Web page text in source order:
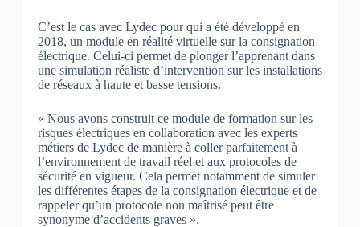
C’est le cas avec Lydec pour qui a été développé en
2018, un module en réalité virtuelle sur la consignation
électrique. Celui-ci permet de plonger l’apprenant dans
une simulation réaliste d’intervention sur les installations
de réseaux à haute et basse tensions.
« Nous avons construit ce module de formation sur les
risques électriques en collaboration avec les experts
métiers de Lydec de manière à coller parfaitement à
l’environnement de travail réel et aux protocoles de
sécurité en vigueur. Cela permet notamment de simuler
les différentes étapes de la consignation électrique et de
rappeler qu’un protocole non maîtrisé peut être
synonyme d’accidents graves ».